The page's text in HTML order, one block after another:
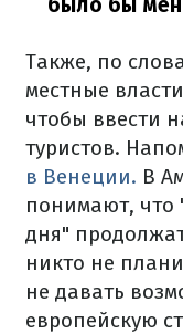
Также, по
местные
чтобы ввести
туристов.
в Венеции. В
понимают, что
дня"
никто не
не давать
европейскую